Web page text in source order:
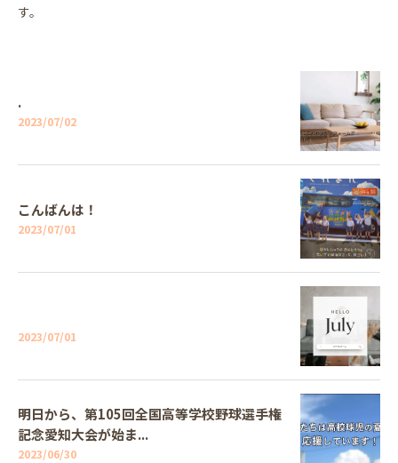
す。
.
2023/07/02
こんばんは！
2023/07/01
2023/07/01
明日から、第105回全国高等学校野球選手権
記念愛知大会が始ま...
2023/06/30